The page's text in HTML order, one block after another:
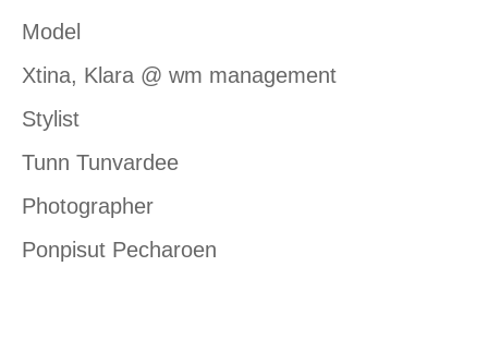
Model
Xtina, Klara @ wm management
Stylist
Tunn Tunvardee
Photographer
Ponpisut Pecharoen